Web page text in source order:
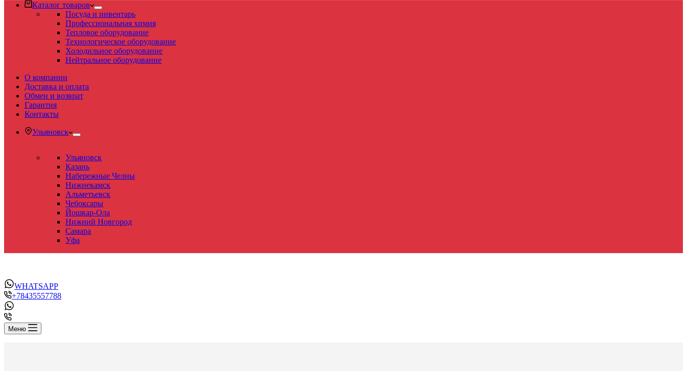
Каталог товаров
Посуда и инвентарь
Профессиональная химия
Тепловое оборудование
Технологическое оборудование
Холодильное оборудование
Нейтральное оборудование
О компании
Доставка и оплата
Обмен и возврат
Гарантия
Контакты
Ульяновск
Ульяновск
Казань
Набережные Челны
Нижнекамск
Альметьевск
Чебоксары
Йошкар-Ола
Нижний Новгород
Самара
Уфа
WHATSAPP
+78435557788
Меню